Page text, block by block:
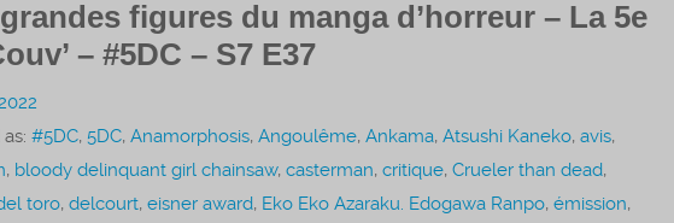
figures du manga d’horreur – La 5e
– #5DC – S7 E37
#5DC, 5DC, Anamorphosis, Angoulême, Ankama, Atsushi Kaneko, avis,
, bloody delinquant girl chainsaw, casterman, critique, Crueler than dead,
toro, delcourt, eisner award, Eko Eko Azaraku. Edogawa Ranpo, émission,